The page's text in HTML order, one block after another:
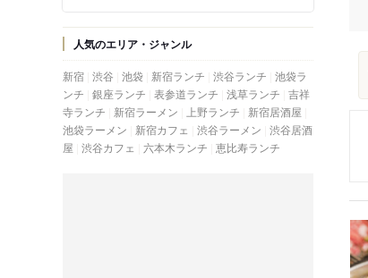
人気のエリア・ジャンル
新宿 渋谷 池袋 新宿ランチ 渋谷ランチ 池袋ラ
ンチ 銀座ランチ 表参道ランチ 浅草ランチ 吉祥
寺ランチ
新宿ラーメン 上野ランチ
新宿居酒屋
池袋ラーメン
新宿カフェ 渋谷ラーメン 渋谷居酒
屋 渋谷カフェ 六本木ランチ 恵比寿ランチ